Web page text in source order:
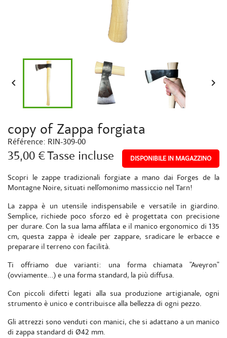
 
copy of Zappa forgiata
Référence: RIN-309-00
35,00 €Tasse incluse DISPONIBILE IN MAGAZZINO
Scopri le zappe tradizionali forgiate a mano dai Forges de la
Montagne Noire, situati nell'omonimo massiccio nel Tarn!
La zappa è un utensile indispensabile e versatile in giardino.
Semplice, richiede poco sforzo ed è progettata con precisione
per durare. Con la sua lama affilata e il manico ergonomico di 135
cm, questa zappa è ideale per zappare, sradicare le erbacce e
preparare il terreno con facilità.
Ti offriamo due varianti: una forma chiamata "Aveyron"
(ovviamente...) e una forma standard, la più diffusa.
Con piccoli difetti legati alla sua produzione artigianale, ogni
strumento è unico e contribuisce alla bellezza di ogni pezzo.
Gli attrezzi sono venduti con manici, che si adattano a un manico
di zappa standard di Ø42 mm.